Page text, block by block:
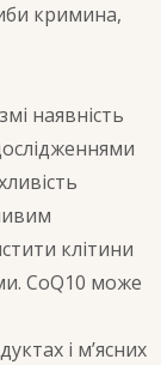
кримина,
наявність
клітини
CoQ10 може
і м’ясних